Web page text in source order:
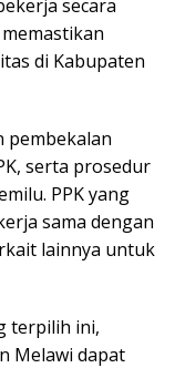
secara
di Kabupaten
pembekalan
serta prosedur
PPK yang
sama dengan
lainnya untuk
terpilih ini,
Melawi dapat